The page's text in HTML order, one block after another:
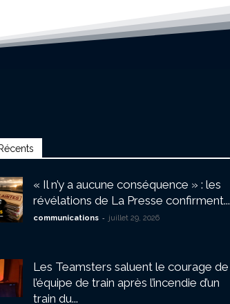
« Il n’y a aucune conséquence » : les
révélations de La Presse confirment...
communications - juillet 29, 2026
Les Teamsters saluent le courage de
l’équipe de train après l’incendie d’un
train du...